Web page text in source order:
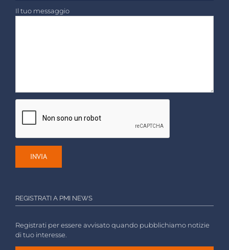
Il tuo messaggio
REGISTRATI A PMI NEWS
Registrati per essere avvisato quando pubblichiamo notizie
di tuo interesse.